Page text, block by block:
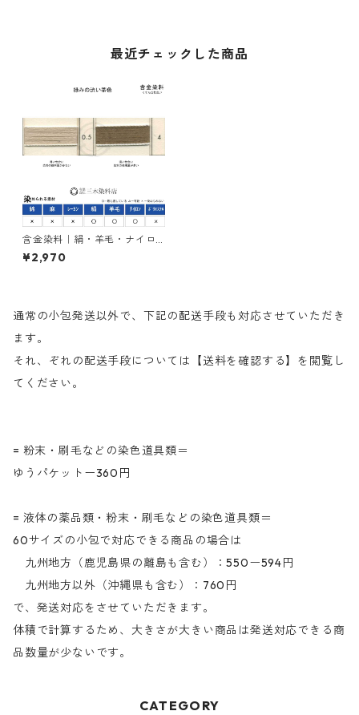
最近チェックした商品
含金染料｜絹・羊毛・ナイロ
ンを染める｜100g｜ラニール
ブロンBG（緑みの渋い茶色）
¥2,970
通常の小包発送以外で、下記の配送手段も対応させていただき
ます。
それ、ぞれの配送手段については【送料を確認する】を閲覧し
てください。
= 粉末・刷毛などの染色道具類＝
ゆうパケットー360円
= 液体の薬品類・粉末・刷毛などの染色道具類＝
60サイズの小包で対応できる商品の場合は
九州地方（鹿児島県の離島も含む）：550ー594円
九州地方以外（沖縄県も含む）：760円
で、発送対応をさせていただきます。
体積で計算するため、大きさが大きい商品は発送対応できる商
品数量が少ないです。
CATEGORY